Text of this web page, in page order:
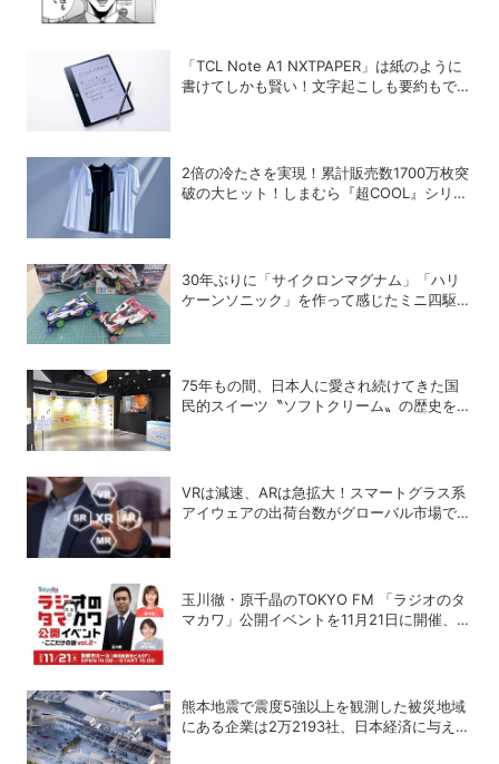
「TCL Note A1 NXTPAPER」は紙のように
書けてしかも賢い！文字起こしも要約もでき
2倍の冷たさを実現！累計販売数1700万枚突
破の大ヒット！しまむら『超COOL』シリー
30年ぶりに「サイクロンマグナム」「ハリ
ケーンソニック」を作って感じたミニ四駆の
75年もの間、日本人に愛され続けてきた国
民的スイーツ〝ソフトクリーム〟の歴史を紐
VRは減速、ARは急拡大！スマートグラス系
アイウェアの出荷台数がグローバル市場で急
玉川徹・原千晶のTOKYO FM 「ラジオのタ
マカワ」公開イベントを11月21日に開催、ゲ
熊本地震で震度5強以上を観測した被災地域
にある企業は2万2193社、日本経済に与える